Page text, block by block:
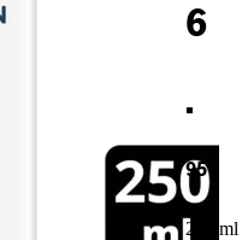
6
.
95
250 ml